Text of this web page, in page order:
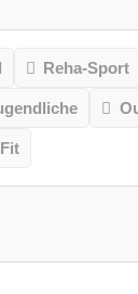
Reha-Sport